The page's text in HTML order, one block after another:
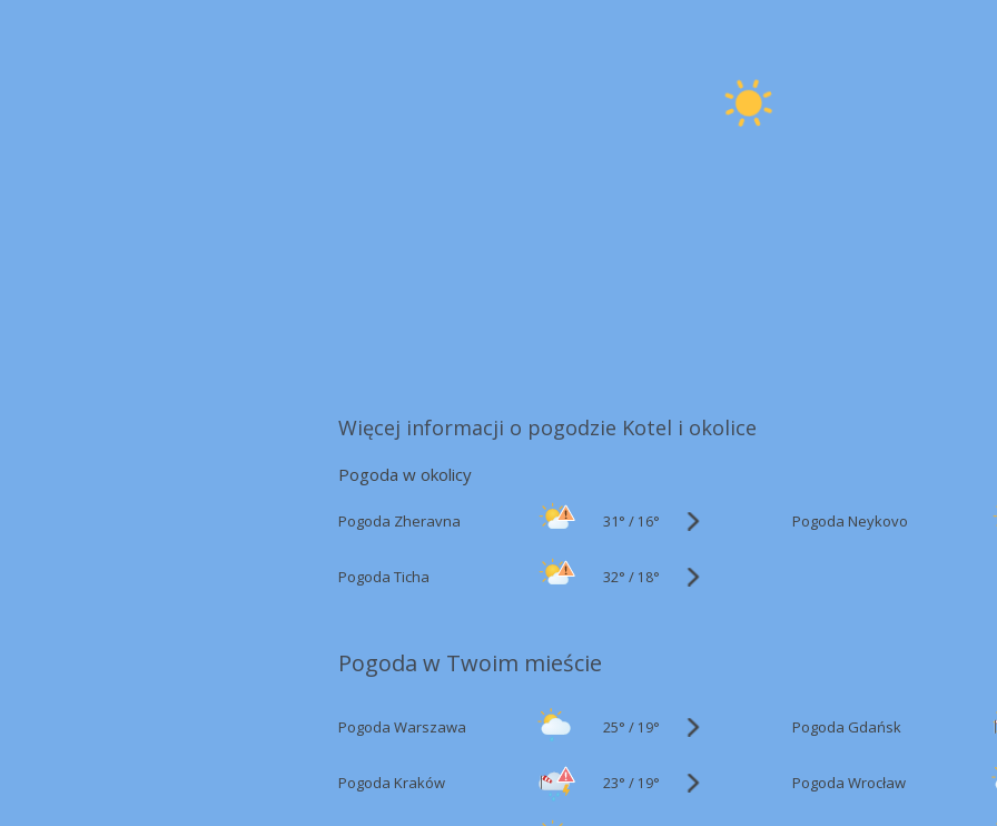
Więcej informacji o pogodzie Kotel i okolice
Pogoda w okolicy
Pogoda Zheravna 31° / 16° Pogoda Neykovo
Pogoda Ticha 32° / 18°
Pogoda w Twoim mieście
Pogoda Warszawa 25° / 19° Pogoda Gdańsk
Pogoda Kraków 23° / 19° Pogoda Wrocław